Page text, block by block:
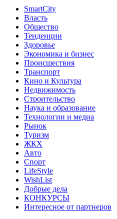
SmartCity
Власть
Общество
Тенденции
Здоровье
Экономика и бизнес
Происшествия
Транспорт
Кино и Культура
Недвижимость
Строительство
Наука и образование
Технологии и медиа
Рынок
Туризм
ЖКХ
Авто
Спорт
LifeStyle
WishList
Добрые дела
КОНКУРСЫ
Интересное от партнеров